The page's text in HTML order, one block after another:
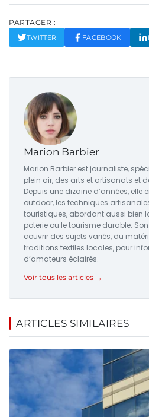
PARTAGER :
TWITTER FACEBOOK
Marion Barbier
Marion Barbier est journaliste,
plein air, des arts et artisanats et
Depuis une dizaine d’années, elle
outdoor, les techniques
touristiques, abordant aussi bien
poterie ou le tourisme durable.
couvrir des sujets variés, du
traditions textiles locales, pour
d’amateurs éclairés.
Voir tous les articles →
ARTICLES SIMILAIRES